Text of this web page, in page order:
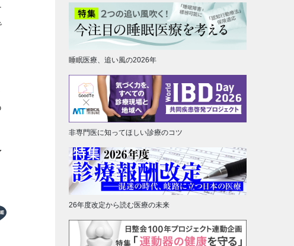
睡眠医療、追い風の2026年
非専門医に知ってほしい診療のコツ
26年度改定から読む医療の未来